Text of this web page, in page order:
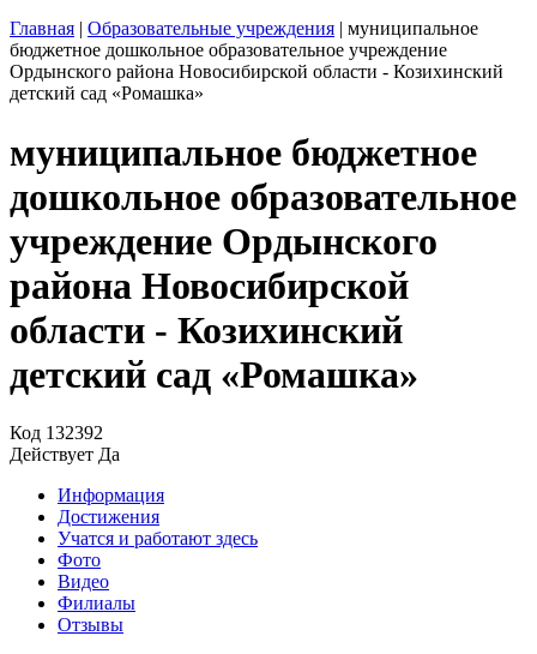
Главная | Образовательные учреждения | муниципальное
бюджетное дошкольное образовательное учреждение
Ордынского района Новосибирской области - Козихинский
детский сад «Ромашка»
муниципальное бюджетное
дошкольное образовательное
учреждение Ордынского
района Новосибирской
области - Козихинский
детский сад «Ромашка»
Код 132392
Действует Да
Информация
Достижения
Учатся и работают здесь
Фото
Видео
Филиалы
Отзывы